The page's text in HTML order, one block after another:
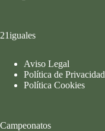
21iguales
Aviso Legal
Política de Privacidad
Política Cookies
Campeonatos